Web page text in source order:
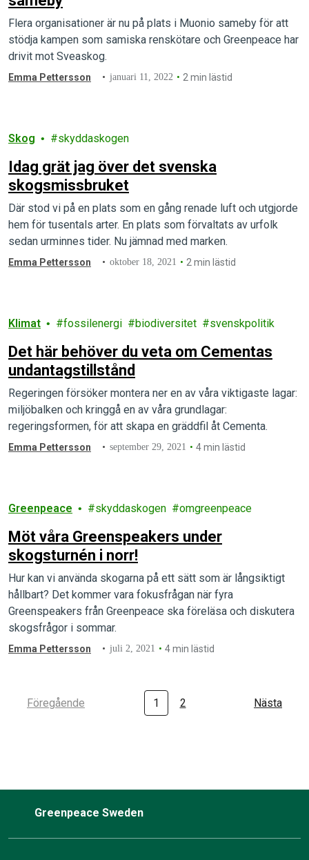
Flera organisationer är nu på plats i Muonio sameby för att
stödja kampen som samiska renskötare och Greenpeace har
drivit mot Sveaskog.
Emma Pettersson januari 11, 2022 2 min lästid
Skog skyddaskogen
Idag grät jag över det svenska
skogsmissbruket
Där stod vi på en plats som en gång renade luft och utgjorde
hem för tusentals arter. En plats som förvaltats av urfolk
sedan urminnes tider. Nu jämnad med marken.
Emma Pettersson oktober 18, 2021 2 min lästid
Klimat fossilenergi biodiversitet svenskpolitik
Det här behöver du veta om Cementas
undantagstillstånd
Regeringen försöker montera ner en av våra viktigaste lagar:
miljöbalken och kringgå en av våra grundlagar:
regeringsformen, för att skapa en gräddfil åt Cementa.
Emma Pettersson september 29, 2021 4 min lästid
Greenpeace skyddaskogen omgreenpeace
Möt våra Greenspeakers under
skogsturnén i norr!
Hur kan vi använda skogarna på ett sätt som är långsiktigt
hållbart? Det kommer vara fokusfrågan när fyra
Greenspeakers från Greenpeace ska föreläsa och diskutera
skogsfrågor i sommar.
Emma Pettersson juli 2, 2021 4 min lästid
Föregående 1 2 Nästa
Greenpeace Sweden